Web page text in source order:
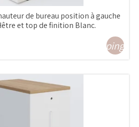
de bureau position à gauche
et top de finition Blanc.